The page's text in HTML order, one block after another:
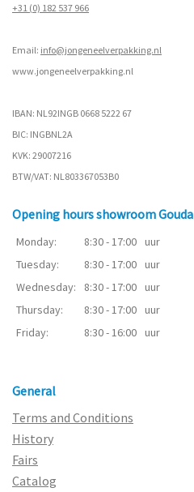
+31 (0) 182 537 966
Email: info@jongeneelverpakking.nl
www.jongeneelverpakking.nl
IBAN: NL92INGB 0668 5222 67
BIC: INGBNL2A
KVK: 29007216
BTW/VAT: NL803367053B0
Opening hours showroom Gouda
Monday: 8:30 - 17:00 uur
Tuesday:
8:30 - 17:00 uur
Wednesday:
8:30 - 17:00 uur
Thursday:
8:30 - 17:00 uur
Friday:
8:30 - 16:00 uur
General
Terms and Conditions
History
Fairs
Catalog